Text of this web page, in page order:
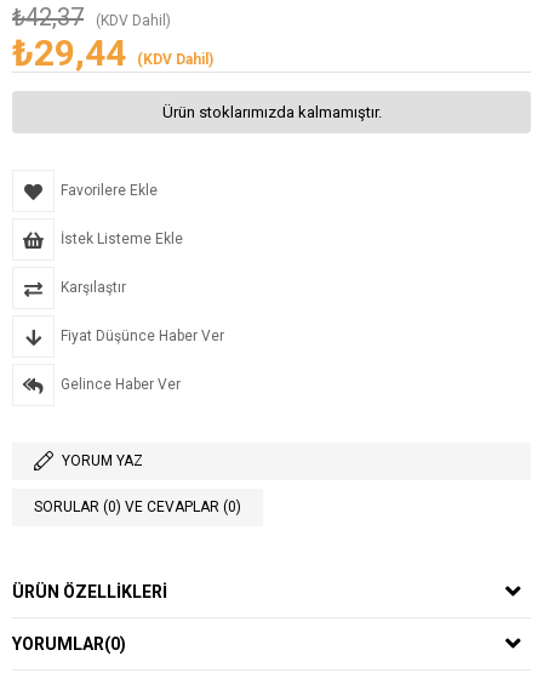
₺42,37 (KDV Dahil)
₺29,44 (KDV Dahil)
Ürün stoklarımızda kalmamıştır.
Favorilere Ekle
İstek Listeme Ekle
Karşılaştır
Fiyat Düşünce Haber Ver
Gelince Haber Ver
YORUM YAZ
SORULAR (0) VE CEVAPLAR (0)
ÜRÜN ÖZELLIKLERI
YORUMLAR(0)